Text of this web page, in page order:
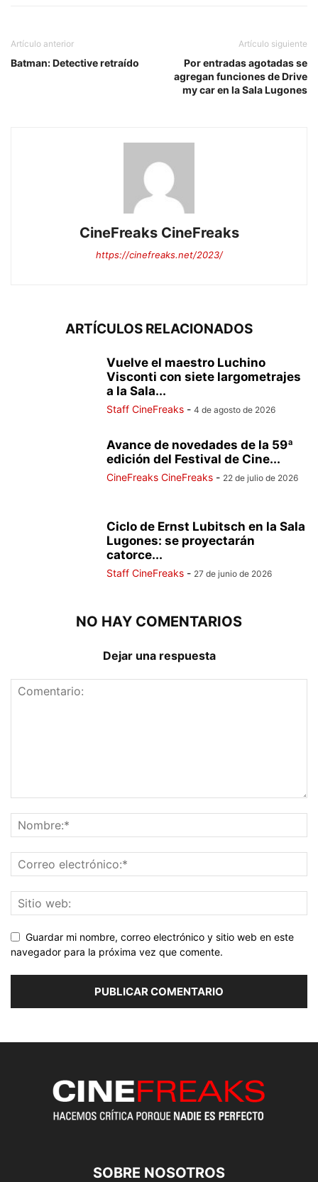
Artículo anterior
Batman: Detective retraído
Artículo siguiente
Por entradas agotadas se
agregan funciones de Drive
my car en la Sala Lugones
CineFreaks CineFreaks
https://cinefreaks.net/2023/
ARTÍCULOS RELACIONADOS
Vuelve el maestro Luchino
Visconti con siete largometrajes
a la Sala...
Staff CineFreaks - 4 de agosto de 2026
Avance de novedades de la 59ª
edición del Festival de Cine...
CineFreaks CineFreaks - 22 de julio de 2026
Ciclo de Ernst Lubitsch en la Sala
Lugones: se proyectarán
catorce...
Staff CineFreaks - 27 de junio de 2026
NO HAY COMENTARIOS
Dejar una respuesta
Guardar mi nombre, correo electrónico y sitio web en este
navegador para la próxima vez que comente.
SOBRE NOSOTROS